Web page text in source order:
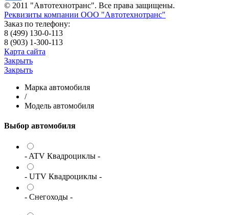
© 2011 "Автотехнотранс". Все права защищены.
Реквизиты компании ООО "Автотехнотранс"
Заказ по телефону:
8 (499) 130-0-113
8 (903) 1-300-113
Карта сайта
Закрыть
Закрыть
Марка автомобиля
/
Модель автомобиля
Выбор автомобиля
- ATV Квадроциклы -
- UTV Квадроциклы -
- Снегоходы -